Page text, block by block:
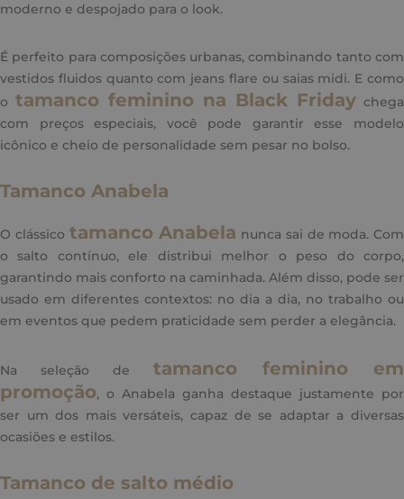
moderno e despojado para o look.
É perfeito para composições urbanas, combinando tanto com
vestidos fluidos quanto com jeans flare ou saias midi. E como
o tamanco feminino na Black Friday chega
com preços especiais, você pode garantir esse modelo
icônico e cheio de personalidade sem pesar no bolso.
Tamanco Anabela
O clássico tamanco Anabela nunca sai de moda. Com
o salto contínuo, ele distribui melhor o peso do corpo,
garantindo mais conforto na caminhada. Além disso, pode ser
usado em diferentes contextos: no dia a dia, no trabalho ou
em eventos que pedem praticidade sem perder a elegância.
Na seleção de tamanco feminino em
promoção, o Anabela ganha destaque justamente por
ser um dos mais versáteis, capaz de se adaptar a diversas
ocasiões e estilos.
Tamanco de salto médio